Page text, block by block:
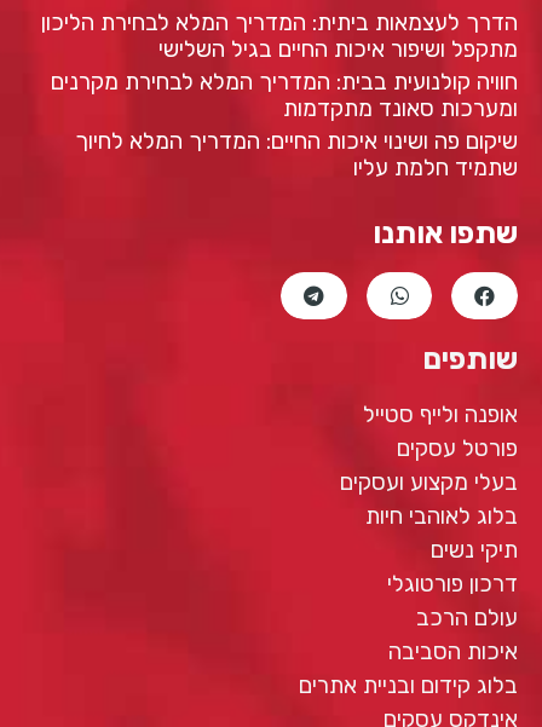
הדרך לעצמאות ביתית: המדריך המלא לבחירת הליכון
מתקפל ושיפור איכות החיים בגיל השלישי
חוויה קולנועית בבית: המדריך המלא לבחירת מקרנים
ומערכות סאונד מתקדמות
שיקום פה ושינוי איכות החיים: המדריך המלא לחיוך
שתמיד חלמת עליו
שתפו אותנו
שותפים
אופנה ולייף סטייל
פורטל עסקים
בעלי מקצוע ועסקים
בלוג לאוהבי חיות
תיקי נשים
דרכון פורטוגלי
עולם הרכב
איכות הסביבה
בלוג קידום ובניית אתרים
אינדקס עסקים